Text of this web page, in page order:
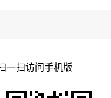
一扫访问手机版